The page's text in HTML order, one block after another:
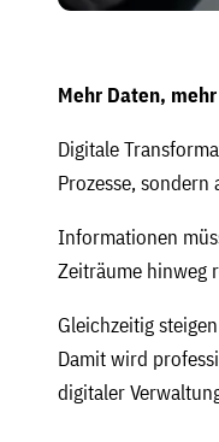
Mehr Daten,
Digitale
Prozesse,
Informationen
Zeiträume hinweg
Gleichzeitig
Damit wird
digitaler